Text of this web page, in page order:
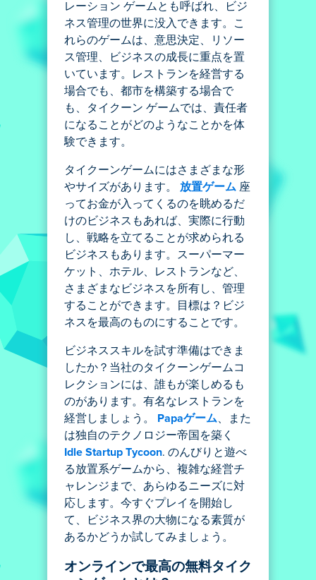
レーション ゲームとも呼ばれ、ビジ
ネス管理の世界に没入できます。こ
れらのゲームは、意思決定、リソー
ス管理、ビジネスの成長に重点を置
いています。レストランを経営する
場合でも、都市を構築する場合で
も、タイクーン ゲームでは、責任者
になることがどのようなことかを体
験できます。
タイクーンゲームにはさまざまな形
やサイズがあります。 放置ゲーム 座
ってお金が入ってくるのを眺めるだ
けのビジネスもあれば、実際に行動
し、戦略を立てることが求められる
ビジネスもあります。スーパーマー
ケット、ホテル、レストランなど、
さまざまなビジネスを所有し、管理
することができます。目標は？ビジ
ネスを最高のものにすることです。
ビジネススキルを試す準備はできま
したか？当社のタイクーンゲームコ
レクションには、誰もが楽しめるも
のがあります。有名なレストランを
経営しましょう。
Papaゲーム 、また
は独自のテクノロジー帝国を築く
Idle Startup Tycoon. のんびりと遊べ
る放置系ゲームから、複雑な経営チ
ャレンジまで、あらゆるニーズに対
応します。今すぐプレイを開始し
て、ビジネス界の大物になる素質が
あるかどうか試してみましょう。
オンラインで最高の無料タイク